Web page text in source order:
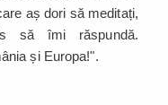
aș dori să meditați,
să îmi răspundă.
și Europa!".